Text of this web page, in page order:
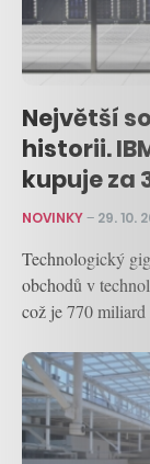
Největší
historii.
kupuje za
NOVINKY– 29. 10.
Technologický
obchodů v
což je 770